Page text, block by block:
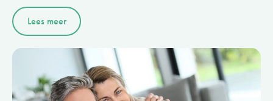
Lees meer